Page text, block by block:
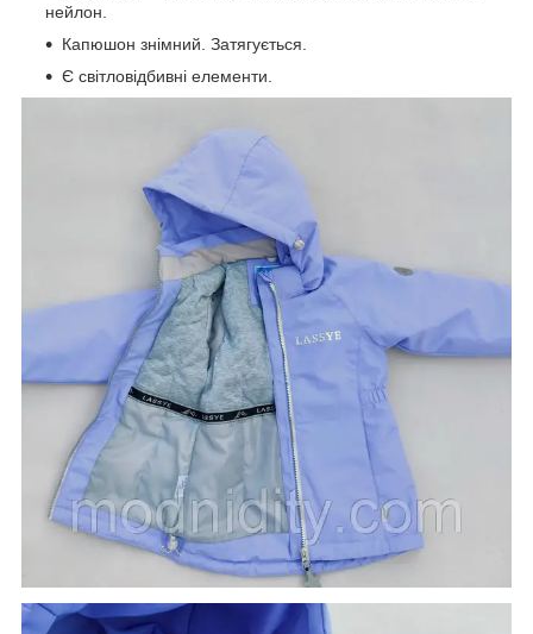
нейлон.
Капюшон знімний. Затягується.
Є світловідбивні елементи.